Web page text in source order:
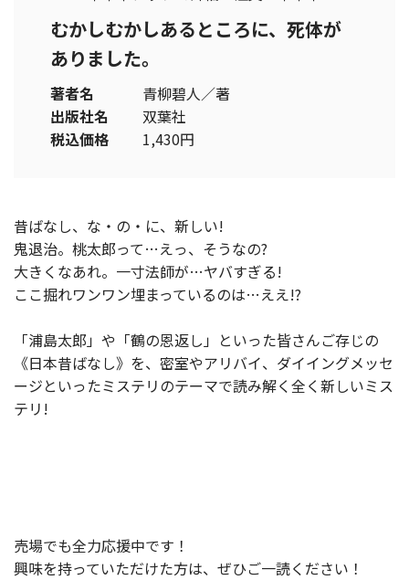
むかしむかしあるところに、死体が
ありました。
著者名
青柳碧人／著
出版社名
双葉社
税込価格
1,430円
昔ばなし、な・の・に、新しい!
鬼退治。桃太郎って…えっ、そうなの?
大きくなあれ。一寸法師が…ヤバすぎる!
ここ掘れワンワン埋まっているのは…ええ!?
「浦島太郎」や「鶴の恩返し」といった皆さんご存じの
《日本昔ばなし》を、密室やアリバイ、ダイイングメッセ
ージといったミステリのテーマで読み解く全く新しいミス
テリ!
売場でも全力応援中です！
興味を持っていただけた方は、ぜひご一読ください！